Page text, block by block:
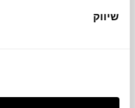
שיווק
מידע על חומרים